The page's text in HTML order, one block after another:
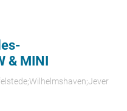
& MINI